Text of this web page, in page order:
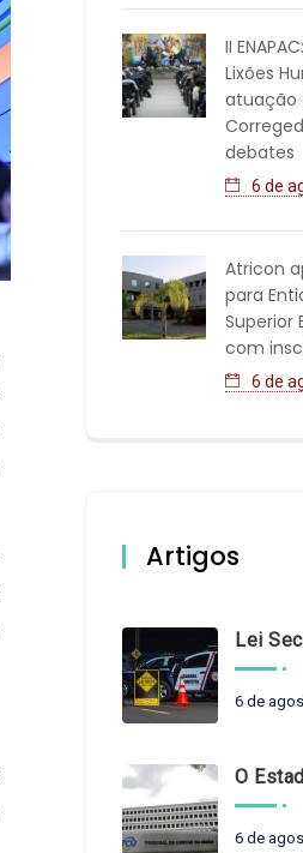
II
Lixões
atuação
debates
6 de
Atricon
para
Superior
com
6 de
Artigos
Lei Seca: da
6 de
O Estado ficou mais
6 de